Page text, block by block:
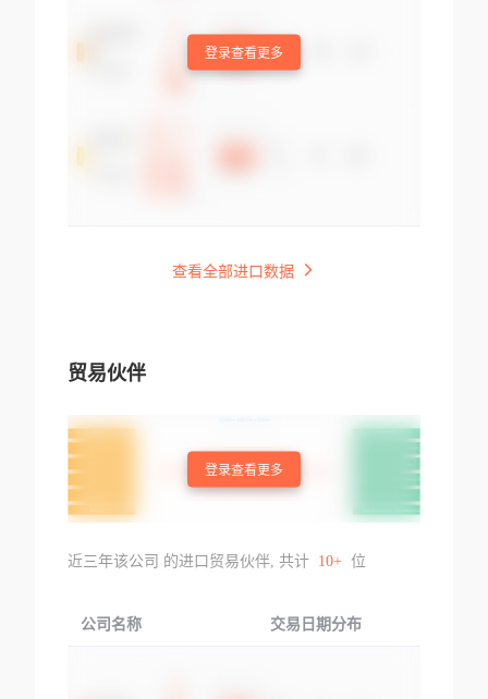
登录查看更多
查看全部进口数据
贸易伙伴
登录查看更多
近三年该公司 的进口贸易伙伴, 共计 10+ 位
公司名称 交易日期分布